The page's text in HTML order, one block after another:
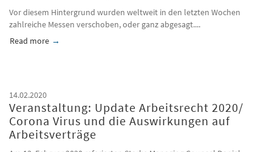
Vor diesem Hintergrund wurden weltweit in den letzten Wochen
zahlreiche Messen verschoben, oder ganz abgesagt....
Read more about Messeabsage aufgrund Covid-19. Was nun?
14.02.2020
Veranstaltung: Update Arbeitsrecht 2020/
Corona Virus und die Auswirkungen auf
Arbeitsverträge